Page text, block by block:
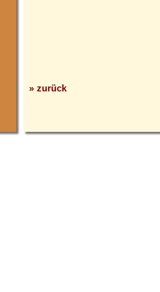
» zurück